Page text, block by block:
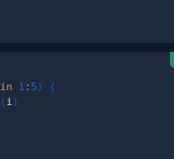
in 1 : 5)
{
( i )